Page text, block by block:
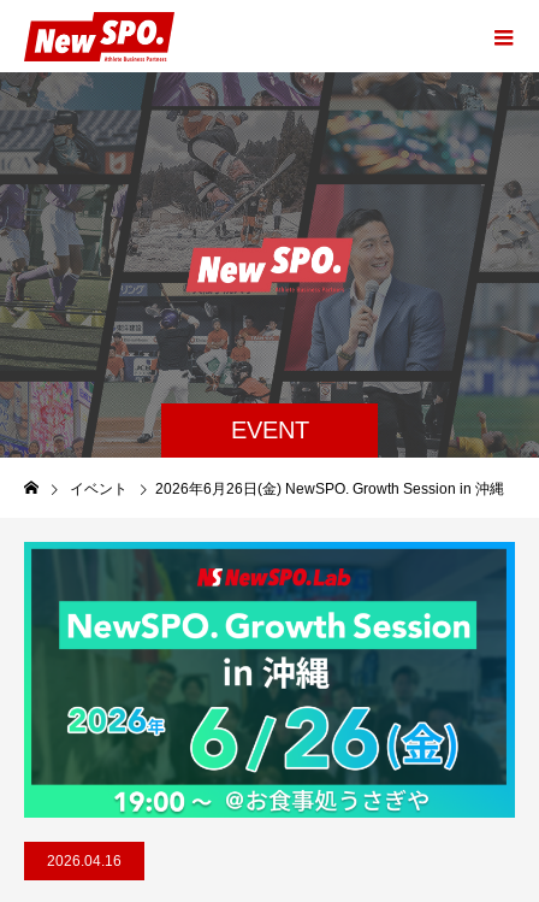
EVENT
イベント 2026年6月26日(金) NewSPO. Growth Session in 沖縄
2026.04.16